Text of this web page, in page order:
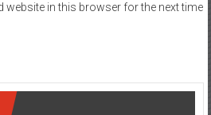
website in this browser for the next time